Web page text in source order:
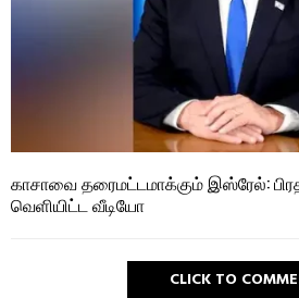
காசாவை தரைமட்டமாக்கும் இஸ்ரேல்:
வெளியிட்ட வீடியோ
CLICK TO